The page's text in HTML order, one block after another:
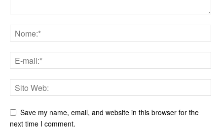
Save my name, email, and website in this browser for the
next time I comment.